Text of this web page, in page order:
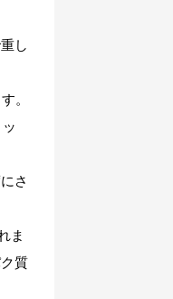
し
。
さ
ま
質